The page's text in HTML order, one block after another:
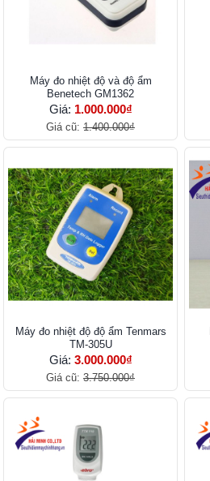
Máy đo nhiệt độ và độ ẩm
Benetech GM1362
Giá: 1.000.000₫
Giá cũ: 1.400.000₫
Máy đo nhiệt độ độ ẩm Tenmars
TM-305U
Giá: 3.000.000₫
Giá cũ: 3.750.000₫